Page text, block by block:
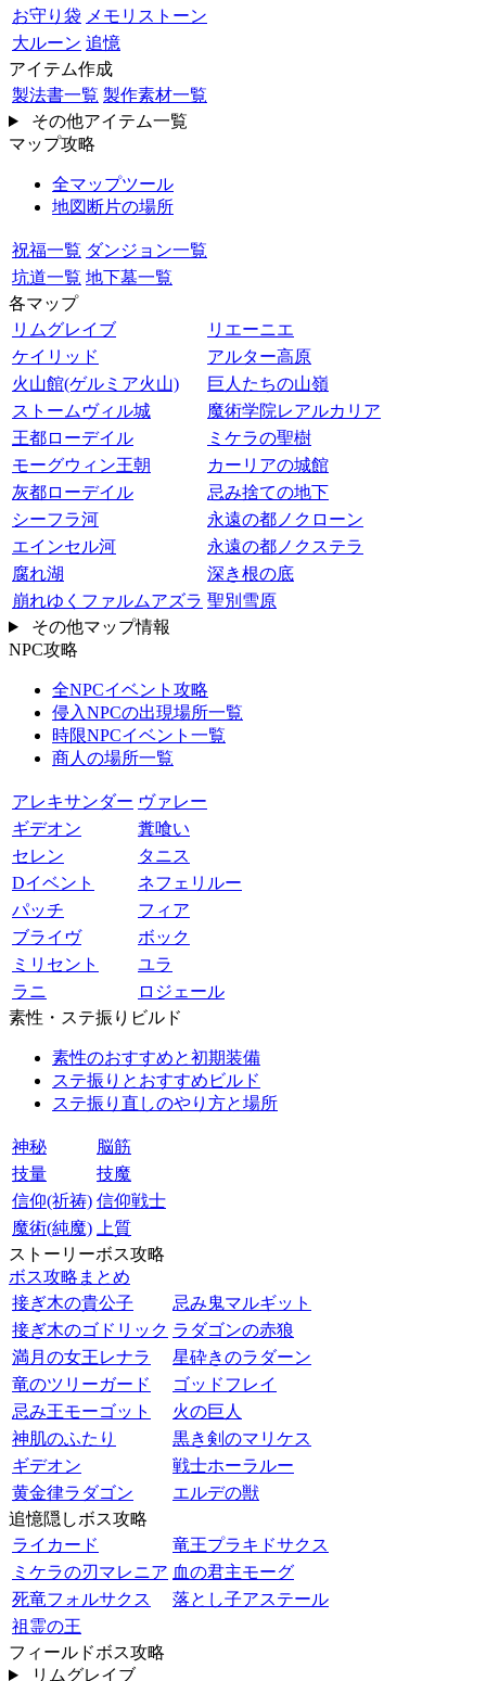
お守り袋 メモリストーン
大ルーン 追憶
アイテム作成
製法書一覧 製作素材一覧
その他アイテム一覧
マップ攻略
全マップツール
地図断片の場所
祝福一覧 ダンジョン一覧
坑道一覧 地下墓一覧
各マップ
リムグレイブ
リエーニエ
ケイリッド
アルター高原
火山館(ゲルミア火山)
巨人たちの山嶺
ストームヴィル城
魔術学院レアルカリア
王都ローデイル
ミケラの聖樹
モーグウィン王朝
カーリアの城館
灰都ローデイル
忌み捨ての地下
シーフラ河
永遠の都ノクローン
エインセル河
永遠の都ノクステラ
腐れ湖
深き根の底
崩れゆくファルムアズラ 聖別雪原
その他マップ情報
NPC攻略
全NPCイベント攻略
侵入NPCの出現場所一覧
時限NPCイベント一覧
商人の場所一覧
アレキサンダー ヴァレー
ギデオン
糞喰い
セレン
タニス
Dイベント
ネフェリルー
パッチ
フィア
ブライヴ
ボック
ミリセント
ユラ
ラニ
ロジェール
素性・ステ振りビルド
素性のおすすめと初期装備
ステ振りとおすすめビルド
ステ振り直しのやり方と場所
神秘
脳筋
技量
技魔
信仰(祈祷) 信仰戦士
魔術(純魔)
上質
ストーリーボス攻略
ボス攻略まとめ
接ぎ木の貴公子
忌み鬼マルギット
接ぎ木のゴドリック ラダゴンの赤狼
満月の女王レナラ
星砕きのラダーン
竜のツリーガード
ゴッドフレイ
忌み王モーゴット
火の巨人
神肌のふたり
黒き剣のマリケス
ギデオン
戦士ホーラルー
黄金律ラダゴン
エルデの獣
追憶隠しボス攻略
ライカード
竜王プラキドサクス
ミケラの刃マレニア 血の君主モーグ
死竜フォルサクス
落とし子アステール
祖霊の王
フィールドボス攻略
リムグレイブ